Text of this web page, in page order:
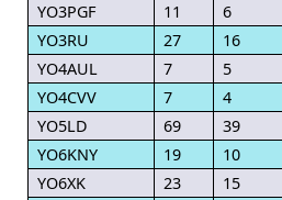
YO3PGF
11 6
YO3RU
27 16
YO4AUL
7 5
YO4CVV
7 4
YO5LD
69 39
YO6KNY
19 10
YO6XK
23 15